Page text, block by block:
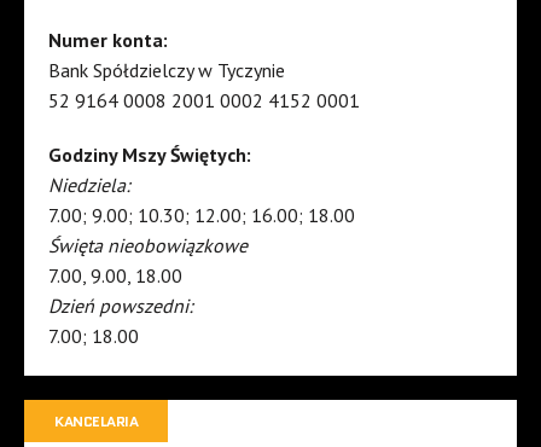
Numer konta:
Bank Spółdzielczy w Tyczynie
52 9164 0008 2001 0002 4152 0001
Godziny Mszy Świętych:
Niedziela:
7.00; 9.00; 10.30; 12.00; 16.00; 18.00
Święta nieobowiązkowe
7.00, 9.00, 18.00
Dzień powszedni:
7.00; 18.00
KANCELARIA